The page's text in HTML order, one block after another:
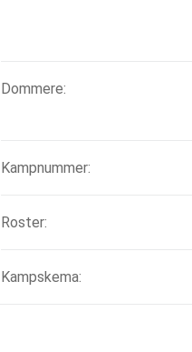
Dommere:
Kampnummer:
Roster:
Kampskema: